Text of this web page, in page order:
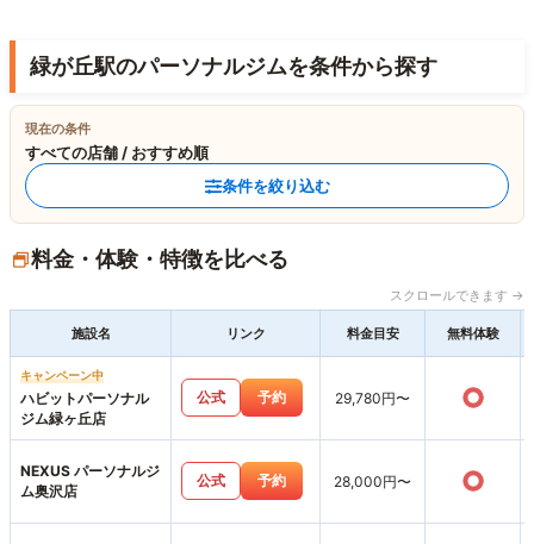
緑が丘駅のパーソナルジムを条件から探す
現在の条件
すべての店舗 / おすすめ順
条件を絞り込む
料金・体験・特徴を比べる
スクロールできます →
施設名 リンク 料金目安 無料体験
キャンペーン中
ハビットパーソナル
ジム緑ヶ丘店
公式 予約 29,780円〜 ○
NEXUS パーソナルジ
ム奥沢店
公式 予約 28,000円〜 ○